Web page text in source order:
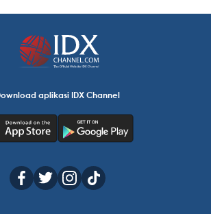
aplikasi IDX Channel